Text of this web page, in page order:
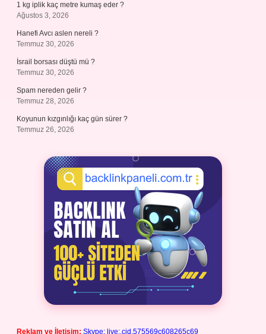
1 kg iplik kaç metre kumaş eder ?
Ağustos 3, 2026
Hanefi Avcı aslen nereli ?
Temmuz 30, 2026
İsrail borsası düştü mü ?
Temmuz 30, 2026
Spam nereden gelir ?
Temmuz 28, 2026
Koyunun kızgınlığı kaç gün sürer ?
Temmuz 26, 2026
Reklam ve İletişim: Skype: live:.cid.575569c608265c69